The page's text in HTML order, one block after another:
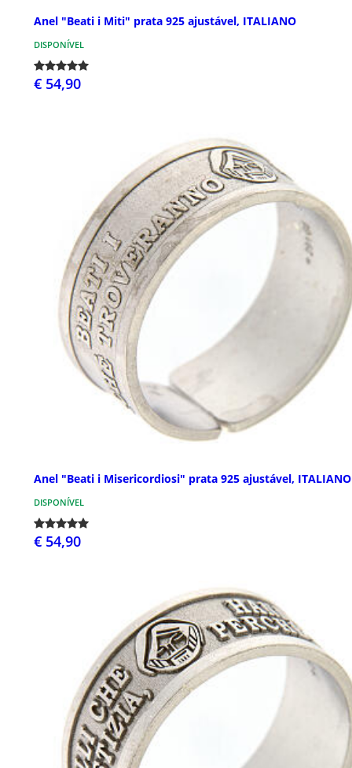
Anel "Beati i Miti" prata 925 ajustável, ITALIANO
DISPONÍVEL
€ 54,90
Anel "Beati i Misericordiosi" prata 925 ajustável, ITALIANO
DISPONÍVEL
€ 54,90